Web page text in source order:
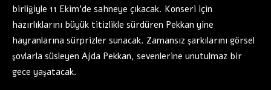
birliğiyle 11 Ekim’de sahneye çıkacak. Konseri için
hazırlıklarını büyük titizlikle sürdüren Pekkan yine
hayranlarına sürprizler sunacak. Zamansız şarkılarını görsel
şovlarla süsleyen Ajda Pekkan, sevenlerine unutulmaz bir
gece yaşatacak.